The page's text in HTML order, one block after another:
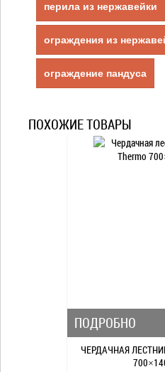
перила из нержавейки
ограждения из
ограждение пандуса
ПОХОЖИЕ ТОВАРЫ
ПОДРОБНО
ЧЕРДАЧНАЯ